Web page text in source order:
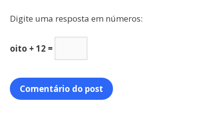
Digite uma resposta em números:
oito + 12 =